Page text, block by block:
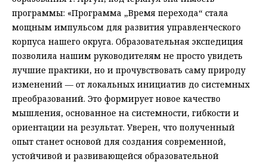
программы: «Программа „Время перехода“ стала
мощным импульсом для развития управленческого
корпуса нашего округа. Образовательная экспедиция
позволила нашим руководителям не просто увидеть
лучшие практики, но и прочувствовать саму природу
изменений — от локальных инициатив до системных
преобразований. Это формирует новое качество
мышления, основанное на системности, гибкости и
ориентации на результат. Уверен, что полученный
опыт станет основой для создания современной,
устойчивой и развивающейся образовательной